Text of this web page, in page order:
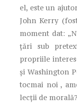
el, este un
John Kerry
moment dat:
țări sub
propriile
și Washington
tocmai noi ,
lecții de